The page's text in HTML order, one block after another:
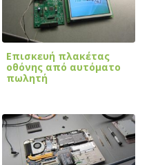
Επισκευή πλακέτας
οθόνης από αυτόματο
πωλητή